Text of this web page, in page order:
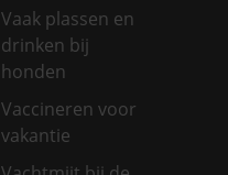
Vaak plassen en
drinken bij
honden
Vaccineren voor
vakantie